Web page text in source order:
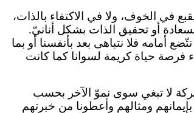
في الخوف، ولا في الاكتفاء بالذات،
أو تحقيق الذات بشكل أنانيّ.
أمامه فلا نتباهى بعد بأنفسنا أو بما
مجالًا لتسبيح الله وإعطاء فرصة حياة كريمة لسوانا كما كانت
لا تبغي سوى نموّ الآخر بحسب
ومثالهم وأعطونا من خبرتهم